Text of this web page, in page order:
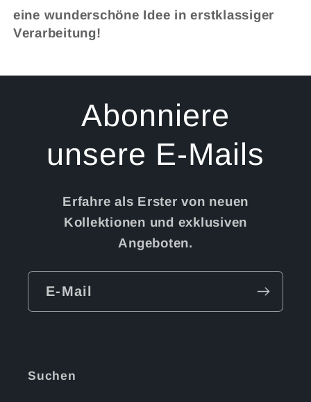
eine wunderschöne Idee in erstklassiger
Verarbeitung!
Abonniere
unsere E-Mails
Erfahre als Erster von neuen
Kollektionen und exklusiven
Angeboten.
E-Mail
Suchen